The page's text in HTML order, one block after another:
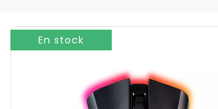
En stock